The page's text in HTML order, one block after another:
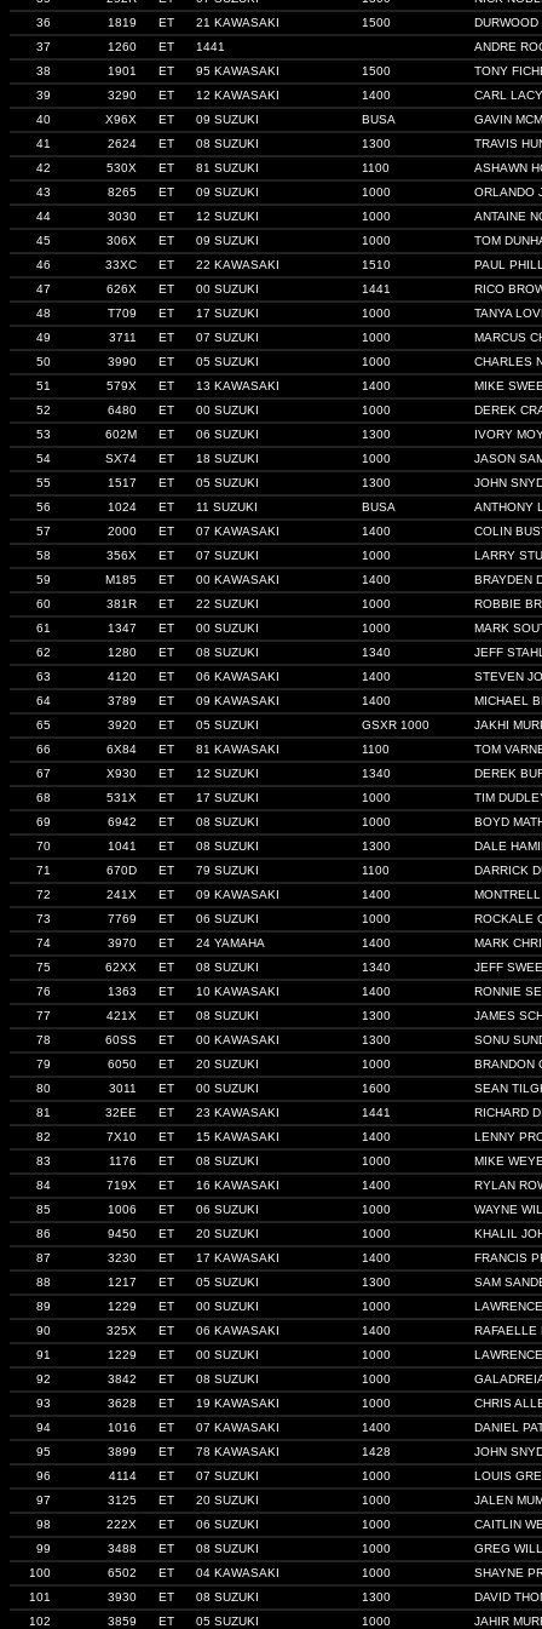
36
1819 ET 21 KAWASAKI 1500
37
1260 ET 1441
ANDRE
38
1901 ET 95 KAWASAKI 1500
TONY
39
3290 ET 12 KAWASAKI 1400
CARL
40
X96X ET 09 SUZUKI BUSA
GAVIN
41
2624 ET 08 SUZUKI 1300
TRAVIS
42
530X ET 81 SUZUKI 1100
ASHAWN
43
8265 ET 09 SUZUKI 1000
ORLANDO
44
3030 ET 12 SUZUKI 1000
ANTAINE
45
306X ET 09 SUZUKI 1000
TOM
46
33XC ET 22 KAWASAKI 1510
PAUL
47
626X ET 00 SUZUKI 1441
RICO
48
T709 ET 17 SUZUKI 1000
TANYA
49
3711 ET 07 SUZUKI 1000
MARCUS
50
3990 ET 05 SUZUKI 1000
CHARLES
51
579X ET 13 KAWASAKI 1400
MIKE
52
6480 ET 00 SUZUKI 1000
DEREK
53
602M ET 06 SUZUKI 1300
IVORY
54
SX74 ET 18 SUZUKI 1000
JASON
55
1517 ET 05 SUZUKI 1300
JOHN
56
1024 ET 11 SUZUKI BUSA
ANTHONY
57
2000 ET 07 KAWASAKI 1400
COLIN
58
356X ET 07 SUZUKI 1000
LARRY
59
M185 ET 00 KAWASAKI 1400
BRAYDEN
60
381R ET 22 SUZUKI 1000
ROBBIE
61
1347 ET 00 SUZUKI 1000
MARK
62
1280 ET 08 SUZUKI 1340
JEFF
63
4120 ET 06 KAWASAKI 1400
STEVEN
64
3789 ET 09 KAWASAKI 1400
MICHAEL
65
3920 ET 05 SUZUKI GSXR 1000
JAKHI
66
6X84 ET 81 KAWASAKI 1100
TOM
67
X930 ET 12 SUZUKI 1340
DEREK
68
531X ET 17 SUZUKI 1000
TIM
69
6942 ET 08 SUZUKI 1000
BOYD
70
1041 ET 08 SUZUKI 1300
DALE
71
670D ET 79 SUZUKI 1100
DARRICK
72
241X ET 09 KAWASAKI 1400
73
7769 ET 06 SUZUKI 1000
ROCKALE
74
3970 ET 24 YAMAHA 1400
MARK
75
62XX ET 08 SUZUKI 1340
JEFF
76
1363 ET 10 KAWASAKI 1400
RONNIE
77
421X ET 08 SUZUKI 1300
JAMES
78
60SS ET 00 KAWASAKI 1300
SONU
79
6050 ET 20 SUZUKI 1000
BRANDON
80
3011 ET 00 SUZUKI 1600
SEAN
81
32EE ET 23 KAWASAKI 1441
RICHARD
82
7X10 ET 15 KAWASAKI 1400
LENNY
83
1176 ET 08 SUZUKI 1000
MIKE
84
719X ET 16 KAWASAKI 1400
RYLAN
85
1006 ET 06 SUZUKI 1000
WAYNE
86
9450 ET 20 SUZUKI 1000
KHALIL
87
3230 ET 17 KAWASAKI 1400
FRANCIS
88
1217 ET 05 SUZUKI 1300
SAM
89
1229 ET 00 SUZUKI 1000
90
325X ET 06 KAWASAKI 1400
RAFAELLE
91
1229 ET 00 SUZUKI 1000
92
3842 ET 08 SUZUKI 1000
93
3628 ET 19 KAWASAKI 1000
CHRIS
94
1016 ET 07 KAWASAKI 1400
DANIEL
95
3899 ET 78 KAWASAKI 1428
JOHN
96
4114 ET 07 SUZUKI 1000
LOUIS
97
3125 ET 20 SUZUKI 1000
JALEN
98
222X ET 06 SUZUKI 1000
CAITLIN
99
3488 ET 08 SUZUKI 1000
GREG
100
6502 ET 04 KAWASAKI 1000
SHAYNE
101
3930 ET 08 SUZUKI 1300
DAVID
102
3859 ET 05 SUZUKI 1000
JAHIR